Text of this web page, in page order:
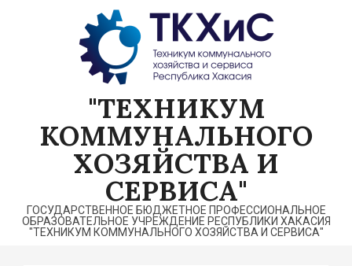
"ТЕХНИКУМ
КОММУНАЛЬНОГО
ХОЗЯЙСТВА И
СЕРВИСА"
ГОСУДАРСТВЕННОЕ БЮДЖЕТНОЕ ПРОФЕССИОНАЛЬНОЕ
ОБРАЗОВАТЕЛЬНОЕ УЧРЕЖДЕНИЕ РЕСПУБЛИКИ ХАКАСИЯ
"ТЕХНИКУМ КОММУНАЛЬНОГО ХОЗЯЙСТВА И СЕРВИСА"